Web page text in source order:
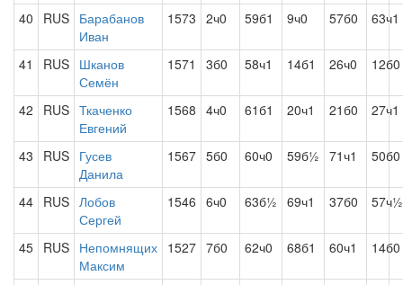
40 RUS Барабанов
Иван
1573 2ч0 59б1 9ч0 57б0 63ч1
41 RUS Шканов
Семён
1571 3б0 58ч1 14б1 26ч0 12б0
42 RUS Ткаченко
Евгений
1568 4ч0 61б1 20ч1 21б0 27ч1
43 RUS Гусев
Данила
1567 5б0 60ч0 59б½ 71ч1 50б0
44 RUS Лобов
Сергей
1546 6ч0 63б½ 69ч1 37б0 57ч½
45 RUS Непомнящих
Максим
1527 7б0 62ч0 68б1 60ч1 14б0